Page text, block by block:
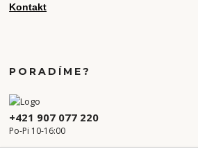
Kontakt
PORADÍME?
+421 907 077 220
Po-Pi 10-16:00